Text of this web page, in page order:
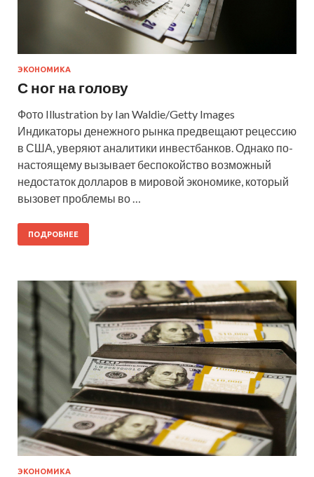
ЭКОНОМИКА
С ног на голову
Фото Illustration by Ian Waldie/Getty Images
Индикаторы денежного рынка предвещают рецессию
в США, уверяют аналитики инвестбанков. Однако по-
настоящему вызывает беспокойство возможный
недостаток долларов в мировой экономике, который
вызовет проблемы во …
ПОДРОБНЕЕ
ЭКОНОМИКА